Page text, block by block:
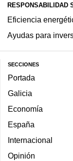
RESPONSABILIDAD
Eficiencia
Ayudas para
SECCIONES
Portada
Galicia
Economía
España
Internacional
Opinión